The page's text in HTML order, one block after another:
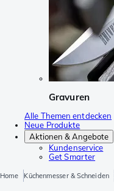
Gravuren
Alle Themen entdecken
Neue Produkte
Aktionen & Angebote
Kundenservice
Get Smarter
Home Küchenmesser & Schneiden